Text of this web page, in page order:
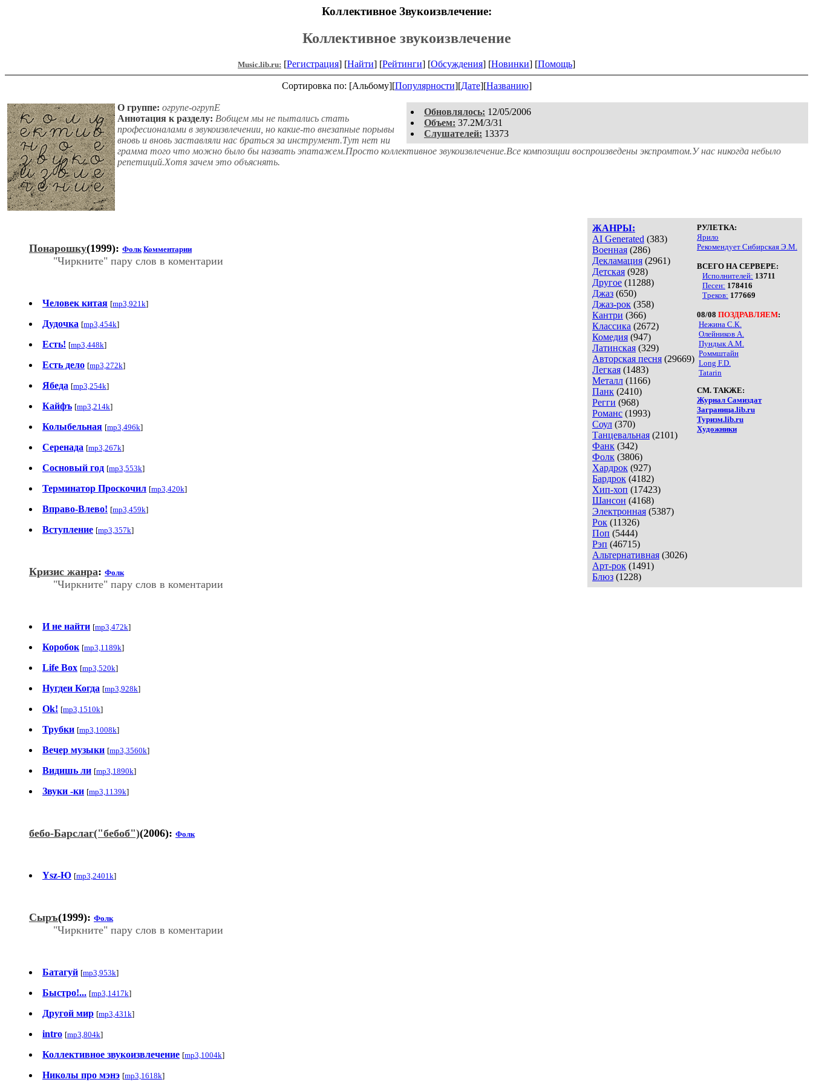
Коллективное Звукоизвлечение:
Коллективное звукоизвлечение
Music.lib.ru: [Регистрация] [Найти] [Рейтинги] [Обсуждения] [Новинки] [Помощь]
Сортировка по: [Альбому][Популярности][Дате][Названию]
Обновлялось: 12/05/2006
Объем: 37.2M/3/31
Слушателей: 13373
О группе: огрупе-огрупЕ
Аннотация к разделу: Вобщем мы не пытались стать
професионалами в звукоизвлечении, но какие-то внезапные порывы
вновь и вновь заставляли нас браться за инструмент.Тут нет ни
грамма того что можно было бы назвать эпатажем.Просто коллективное звукоизвлечение.Все композиции воспроизведены экспромтом.У нас никогда небыло
репетиций.Хотя зачем это объяснять.
ЖАНРЫ:
AI Generated (383)
Военная (286)
Декламация (2961)
Детская (928)
Другое (11288)
Джаз (650)
Джаз-рок (358)
Кантри (366)
Классика (2672)
Комедия (947)
Латинская (329)
Авторская песня (29669)
Легкая (1483)
Металл (1166)
Панк (2410)
Регги (968)
Романс (1993)
Соул (370)
Танцевальная (2101)
Фанк (342)
Фолк (3806)
Хардрок (927)
Бардрок (4182)
Хип-хоп (17423)
Шансон (4168)
Электронная (5387)
Рок (11326)
Поп (5444)
Рэп (46715)
Альтернативная (3026)
Арт-рок (1491)
Блюз (1228)
РУЛЕТКА:
Ярило
Рекомендует Сибирская Э.М.
ВСЕГО НА СЕРВЕРЕ:
Исполнителей: 13711
Песен: 178416
Треков: 177669
08/08 ПОЗДРАВЛЯЕМ:
Нежина С.К.
Олейников А.
Пундык А.М.
Роммштайн
Long F.D.
Tatarin
СМ. ТАКЖЕ:
Журнал Самиздат
Заграница.lib.ru
Туризм.lib.ru
Художники
Понарошку(1999): Фолк Комментарии
"Чиркните" пару слов в коментарии
Человек китая [mp3,921k]
Дудочка [mp3,454k]
Есть! [mp3,448k]
Есть дело [mp3,272k]
Ябеда [mp3,254k]
Кайфъ [mp3,214k]
Колыбельная [mp3,496k]
Серенада [mp3,267k]
Сосновый год [mp3,553k]
Терминатор Проскочил [mp3,420k]
Вправо-Влево! [mp3,459k]
Вступление [mp3,357k]
Кризис жанра: Фолк
"Чиркните" пару слов в коментарии
И не найти [mp3,472k]
Коробок [mp3,1189k]
Life Box [mp3,520k]
Нугдеи Когда [mp3,928k]
Ok! [mp3,1510k]
Трубки [mp3,1008k]
Вечер музыки [mp3,3560k]
Видишь ли [mp3,1890k]
Звуки -ки [mp3,1139k]
бебо-Барслаг("бебоб")(2006): Фолк
Ysz-Ю [mp3,2401k]
Сыръ(1999): Фолк
"Чиркните" пару слов в коментарии
Батагуй [mp3,953k]
Быстро!... [mp3,1417k]
Другой мир [mp3,431k]
intro [mp3,804k]
Коллективное звукоизвлечение [mp3,1004k]
Николы про мэнэ [mp3,1618k]